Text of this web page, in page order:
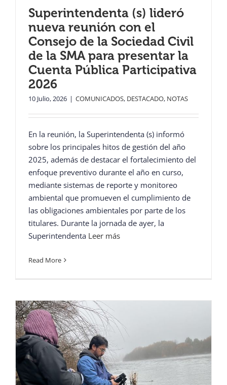
Superintendenta (s) lideró
nueva reunión con el
Consejo de la Sociedad Civil
de la SMA para presentar la
Cuenta Pública Participativa
2026
10 Julio, 2026 | COMUNICADOS, DESTACADO, NOTAS
En la reunión, la Superintendenta (s) informó
sobre los principales hitos de gestión del año
2025, además de destacar el fortalecimiento del
enfoque preventivo durante el año en curso,
mediante sistemas de reporte y monitoreo
ambiental que promueven el cumplimiento de
las obligaciones ambientales por parte de los
titulares. Durante la jornada de ayer, la
Superintendenta Leer más
Read More